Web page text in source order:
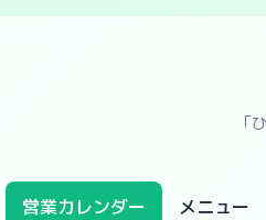
「
営業カレンダー メニュー